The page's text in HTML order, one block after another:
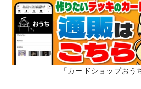
「カードショップおう